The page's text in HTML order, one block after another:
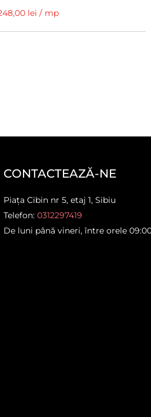
lei / mp
CONTACTEAZĂ-NE
Piața Cibin nr 5, etaj 1, Sibiu
Telefon: 0312297419
De luni până vineri, între orele